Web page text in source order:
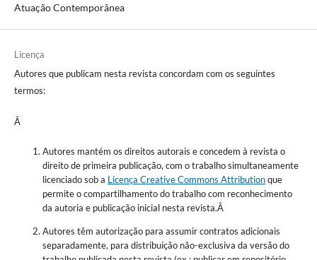
Atuação Contemporânea
Licença
Autores que publicam nesta revista concordam com os seguintes
termos:
Â
Autores mantém os direitos autorais e concedem à revista o
direito de primeira publicação, com o trabalho simultaneamente
licenciado sob a Licença Creative Commons Attributionque
permite o compartilhamento do trabalho com reconhecimento
da autoria e publicação inicial nesta revista.Â
Autores têm autorização para assumir contratos adicionais
separadamente, para distribuição não-exclusiva da versão do